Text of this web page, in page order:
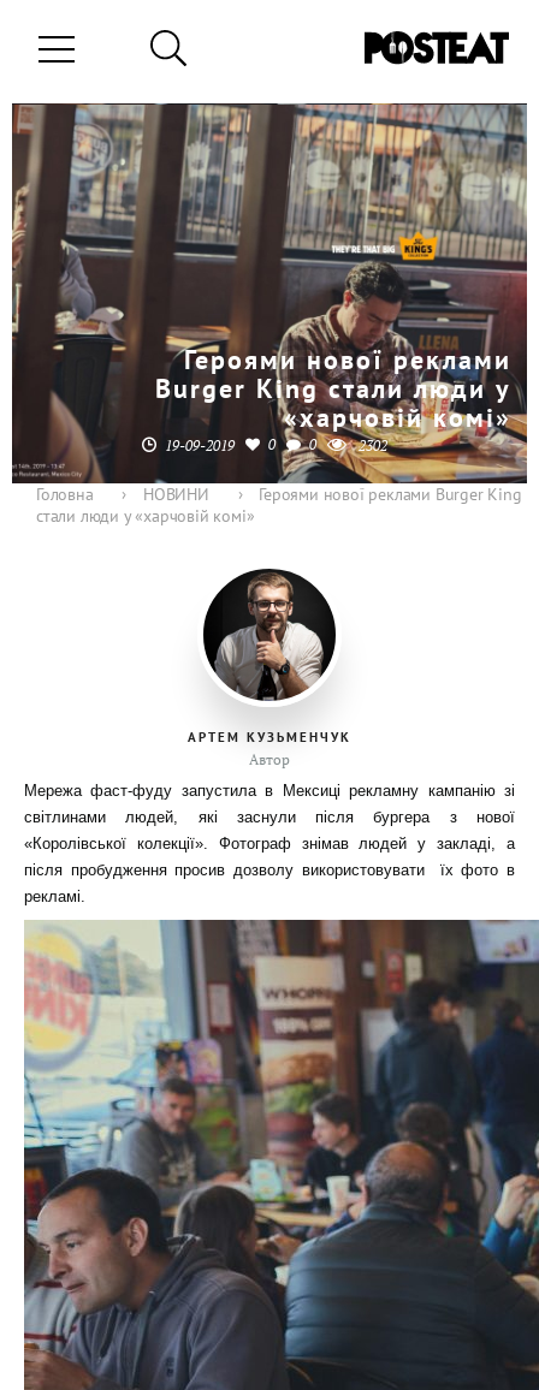
Героями нової реклами
Burger King стали люди у
«харчовій комі»
19-09-2019 0 0 2302
Головна › НОВИНИ ›
Героями нової реклами Burger King
стали люди у «харчовій комі»
АРТЕМ КУЗЬМЕНЧУК
Автор
Мережа фаст-фуду запустила в Мексиці рекламну кампанію зі
світлинами людей, які заснули після бургера з нової
«Королівської колекції». Фотограф знімав людей у закладі, а
після пробудження просив дозволу використовувати їх фото в
рекламі.